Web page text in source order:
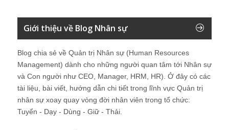
Giới thiệu về Blog Nhân sự
Blog chia sẻ về Quản trị Nhân sự (Human Resources
Management) dành cho những người quan tâm tới Nhân sự
và Con người như CEO, Manager, HRM, HR). Ở đây có các
tài liệu, bài viết, hướng dẫn chi tiết trong lĩnh vực Quản trị
nhân sự xoay quay vòng đời nhân viên trong tổ chức:
Tuyển - Dạy - Dùng - Giữ - Thải.